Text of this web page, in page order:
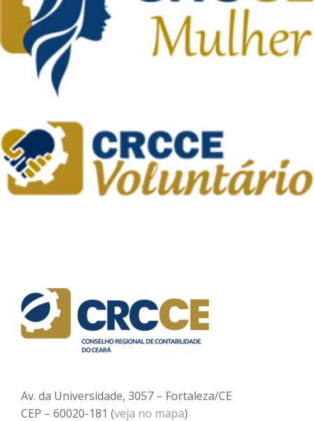
Av. da Universidade, 3057 – Fortaleza/CE
CEP – 60020-181 (veja no mapa)